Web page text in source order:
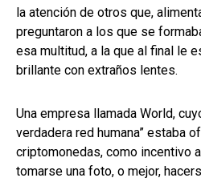
la atención de otros que,
preguntaron a los que se
esa multitud, a la que al final le
brillante con extraños lentes.
Una empresa llamada World,
verdadera red humana” estaba
criptomonedas, como incentivo
tomarse una foto, o mejor,